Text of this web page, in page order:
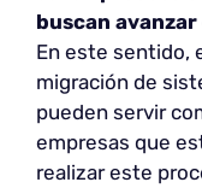
buscan
En este sentido,
migración de
pueden servir
empresas que
realizar este